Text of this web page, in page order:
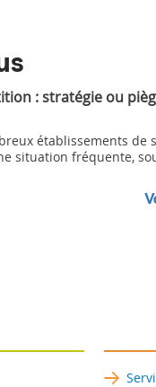
: stratégie ou
établissements de
situation fréquente,